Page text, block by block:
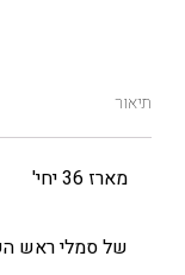
תיאור
מארז 36 יחי'
של סמלי ראש